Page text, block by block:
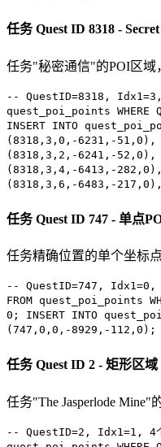
任务Quest ID 8318 -
任务"秘密通信"的POI区域
-- QuestID=8318, Idx1=3,
quest_poi_points WHERE
INSERT INTO
(8318 , 3 , 0 , -6231 , -51 , 0 ),
(8318 , 3 , 2 , -6241 , -52 , 0 ),
(8318 , 3 , 4 , -6413 , -282 , 0
(8318 , 3 , 6 , -6483 , -217 , 0
任务Quest ID 747 - 单点
任务精确位置的单个坐标点
-- QuestID=747, Idx1=0,
FROM quest_poi_points
0 ; INSERT INTO
( 747 , 0 , 0 , -8929 , -112 , 0 );
任务Quest ID 2 - 矩形区域
任务"The Jasperlode Mine"
-- QuestID=2, Idx1=1, 4个